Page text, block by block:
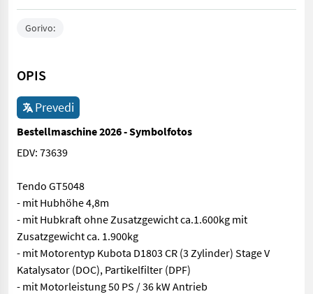
Gorivo:
OPIS
Prevedi
Bestellmaschine 2026 - Symbolfotos
EDV: 73639
Tendo GT5048
- mit Hubhöhe 4,8m
- mit Hubkraft ohne Zusatzgewicht ca.1.600kg mit
Zusatzgewicht ca. 1.900kg
- mit Motorentyp Kubota D1803 CR (3 Zylinder) Stage V
Katalysator (DOC), Partikelfilter (DPF)
- mit Motorleistung 50 PS / 36 kW Antrieb